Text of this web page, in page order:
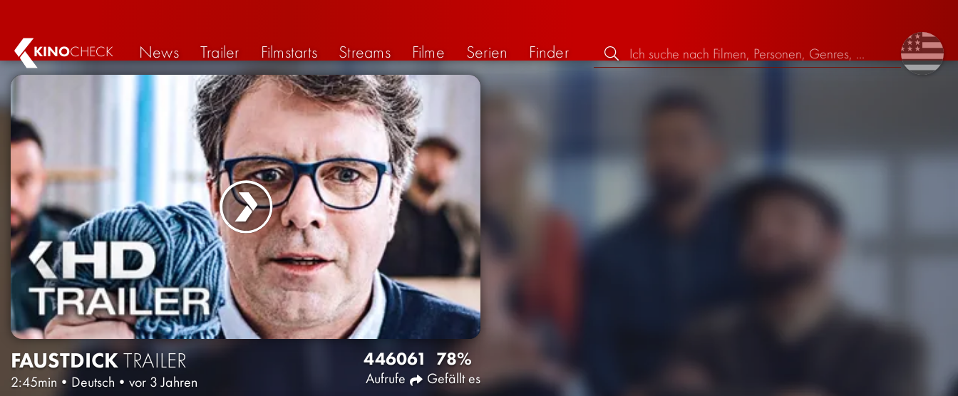
KINOCHECK News Trailer Filmstarts Streams Filme Serien Finder
FAUSTDICKTRAILER
2:45min • Deutsch • vor 3 Jahren
4460
Aufrufe
61 78%
Gefällt es